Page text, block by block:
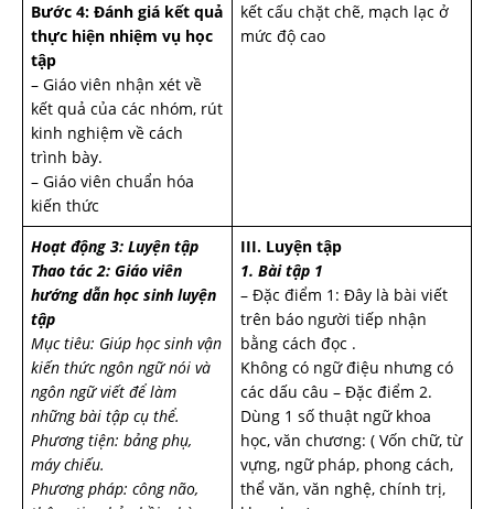
Bước 4: Đánh giá kết quả
thực hiện nhiệm vụ học
tập
– Giáo viên nhận xét về
kết quả của các nhóm, rút
kinh nghiệm về cách
trình bày.
– Giáo viên chuẩn hóa
kiến thức
kết cấu chặt chẽ, mạch lạc ở
mức độ cao
Hoạt động 3: Luyện tập
Thao tác 2: Giáo viên
hướng dẫn học sinh luyện
tập
Mục tiêu: Giúp học sinh vận
kiến thức ngôn ngữ nói và
ngôn ngữ viết để làm
những bài tập cụ thể.
Phương tiện: bảng phụ,
máy chiếu.
Phương pháp: công não,
III. Luyện tập
1. Bài tập 1
– Đặc điểm 1: Đây là bài viết
trên báo người tiếp nhận
bằng cách đọc .
Không có ngữ điệu nhưng có
các dấu câu – Đặc điểm 2.
Dùng 1 số thuật ngữ khoa
học, văn chương: ( Vốn chữ, từ
vựng, ngữ pháp, phong cách,
thể văn, văn nghệ, chính trị,